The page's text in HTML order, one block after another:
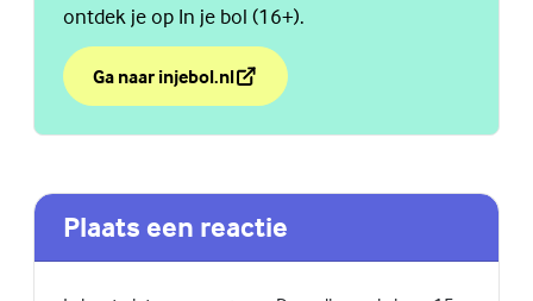
ontdek je op In je bol (16+).
Ga naar injebol.nl
over Beter in je vel met 'In je bol'
(Externe link)
Plaats een reactie